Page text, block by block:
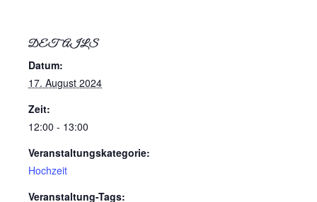
DETAILS
Datum:
17. August 2024
Zeit:
12:00 - 13:00
Veranstaltungskategorie:
Hochzeit
Veranstaltung-Tags: